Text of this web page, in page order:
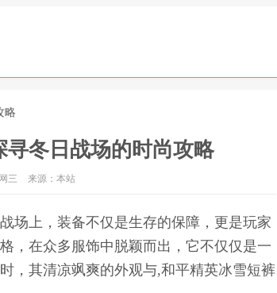
略
冬日战场的时尚攻略
三 来源：本站
场上，装备不仅是生存的保障，更是玩家
，在众多服饰中脱颖而出，它不仅仅是一
，其清凉飒爽的外观与,和平精英冰雪短裤